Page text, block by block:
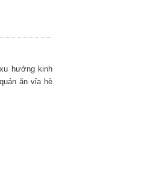
hướng kinh
ăn vỉa hè